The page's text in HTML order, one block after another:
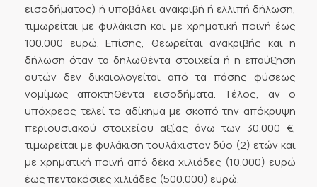
εισοδήματος) ή υποβάλει ανακριβή ή ελλιπή δήλωση,
τιμωρείται με φυλάκιση και με χρηματική ποινή έως
100.000 ευρώ. Επίσης, θεωρείται ανακριβής και η
δήλωση όταν τα δηλωθέντα στοιχεία ή η επαύξηση
αυτών δεν δικαιολογείται από τα πάσης φύσεως
νομίμως αποκτηθέντα εισοδήματα. Τέλος, αν ο
υπόχρεος τελεί το αδίκημα με σκοπό την απόκρυψη
περιουσιακού στοιχείου αξίας άνω των 30.000 €,
τιμωρείται με φυλάκιση τουλάχιστον δύο (2) ετών και
με χρηματική ποινή από δέκα χιλιάδες (10.000) ευρώ
έως πεντακόσιες χιλιάδες (500.000) ευρώ.